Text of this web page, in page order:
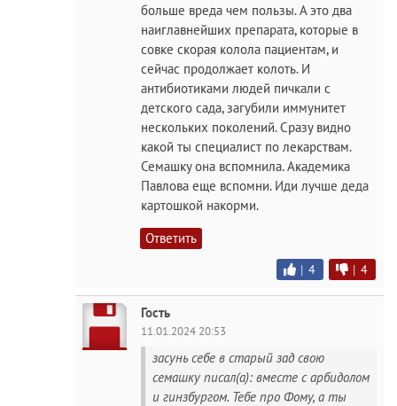
больше вреда чем пользы. А это два
наиглавнейших препарата, которые в
совке скорая колола пациентам, и
сейчас продолжает колоть. И
антибиотиками людей пичкали с
детского сада, загубили иммунитет
нескольких поколений. Сразу видно
какой ты специалист по лекарствам.
Семашку она вспомнила. Академика
Павлова еще вспомни. Иди лучше деда
картошкой накорми.
Ответить
| 4 | 4
Гость
11.01.2024 20:53
засунь себе в старый зад свою
семашку писал(а): вместе с арбидолом
и гинзбургом. Тебе про Фому, а ты